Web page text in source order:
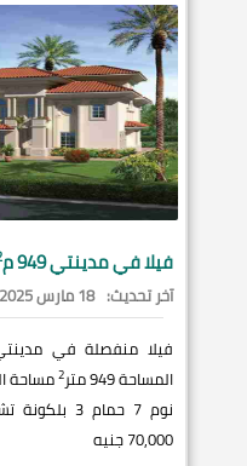
فيلا فيمدينتي949 م
آخر تحديث: 18 مارس 2025
فيلا منفصلة في
المساحة 949 متر
2مساحة
نوم 7 حمام
70,000 جنيه